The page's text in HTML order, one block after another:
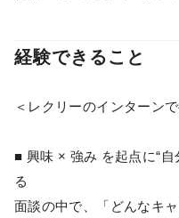
経験できること
＜レクリーのインターン
■ 興味 × 強み を起点に“
る
面談の中で、「どんなキ